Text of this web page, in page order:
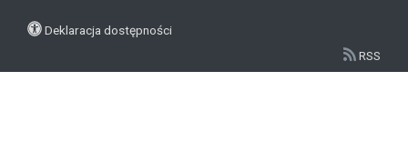
Deklaracja dostępności
RSS